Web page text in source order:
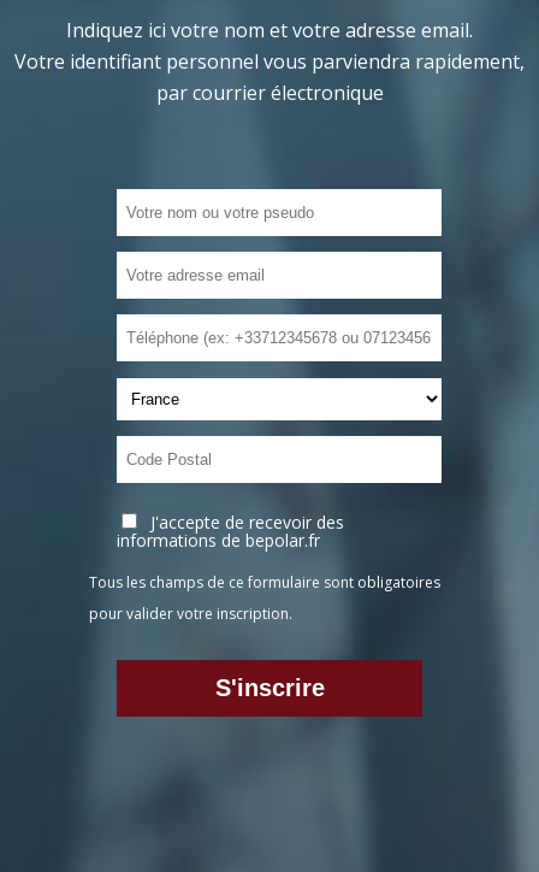
Indiquez ici votre nom et votre adresse email.
Votre identifiant personnel vous parviendra rapidement,
par courrier électronique
J'accepte de recevoir des
informations de bepolar.fr
Tous les champs de ce formulaire sont obligatoires
pour valider votre inscription.